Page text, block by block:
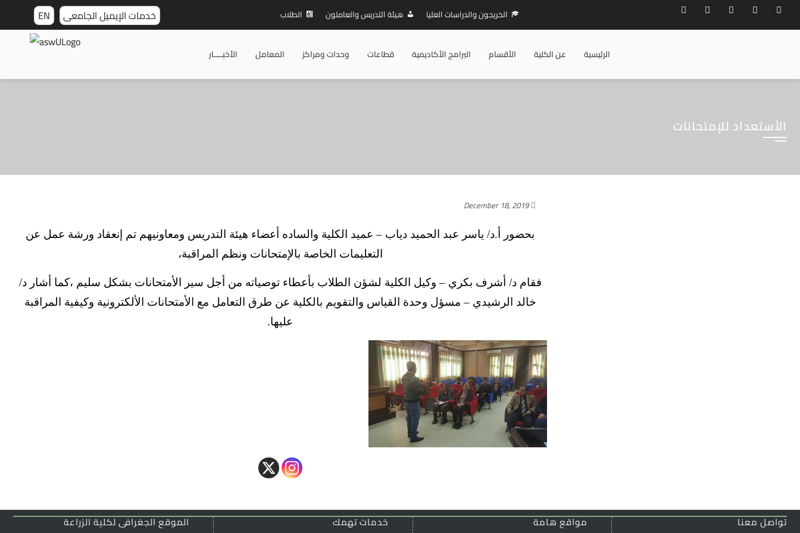
EN خدمات الإيميل الجامعى الطلاب هيئة التدريس والعاملون الخريجون والدراسات العليا
الأخبـــــار المعامل وحدات ومراكز قطاعات البرامج الأكاديمية الأقسام عن الكلية الرئيسية
الأستعداد للإمتحانات
December 18, 2019
بحضور أ.د/ ياسر عبد الحميد دياب – عميد الكلية والساده أعضاء هيئة التدريس ومعاونيهم تم إنعقاد ورشة عمل عن
التعليمات الخاصة بالإمتحانات ونظم المراقبة،
فقام د/ أشرف بكري – وكيل الكلية لشؤن الطلاب بأعطاء توصياته من أجل سير الأمتحانات بشكل سليم ،كما أشار د/
خالد الرشيدي – مسؤل وحدة القياس والتقويم بالكلية عن طرق التعامل مع الأمتحانات الألكترونية وكيفية المراقبة
عليها.
الموقع الجغرافى لكلية الزراعة تواصل معنا خدمات تهمك مواقع هامة